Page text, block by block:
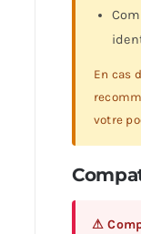
En cas
votre
⚠